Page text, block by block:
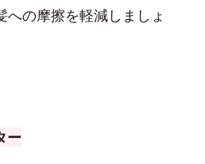
の摩擦を軽減しましょ
ー